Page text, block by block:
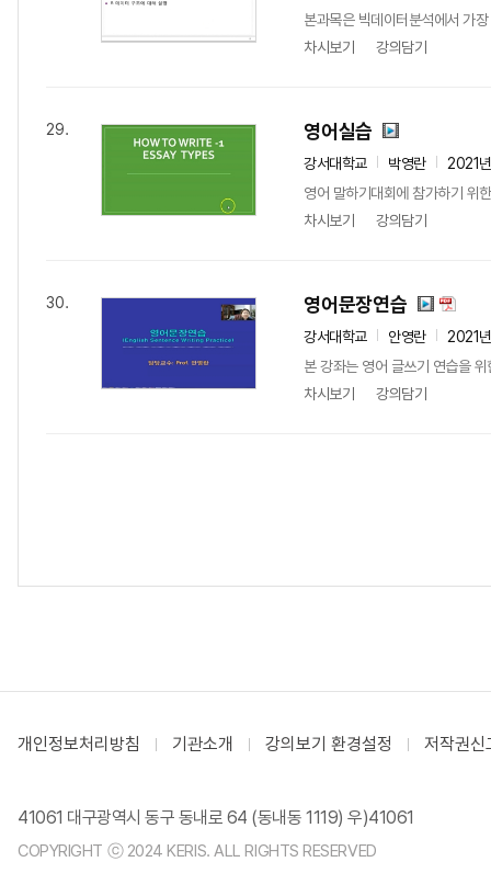
본과목은 빅데이터분석에서 가
차시보기
강의담기
29. 영어실습
강서대학교 박영란
2021
영어 말하기대회에 참가하기 위
차시보기
강의담기
30. 영어문장연습
강서대학교 안영란
2021
본 강좌는 영어 글쓰기 연습을
차시보기
강의담기
개인정보처리방침 기관소개 강의보기 환경설정 저작권신
41061 대구광역시 동구 동내로 64 (동내동 1119) 우)41061
COPYRIGHT ⓒ 2024 KERIS. ALL RIGHTS RESERVED